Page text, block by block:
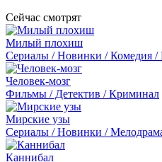
Сейчас смотрят
Милый плохиш
Сериалы / Новинки / Комедия /
Человек-мозг
Фильмы / Детектив / Криминал
Мирские узы
Сериалы / Новинки /
Каннибал